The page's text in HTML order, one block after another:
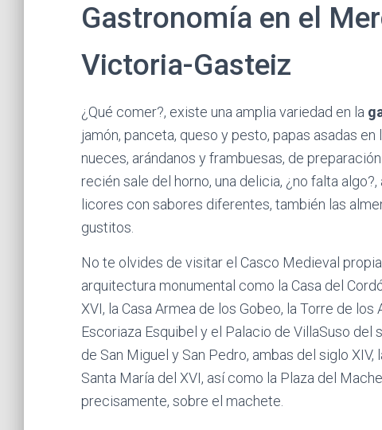
Gastronomía en el
Victoria-Gasteiz
¿Qué comer?, existe una amplia variedad en la
jamón, panceta, queso y pesto, papas asadas
nueces, arándanos y frambuesas, de
recién sale del horno, una delicia, ¿no falta
licores con sabores diferentes, también las
gustitos.
No te olvides de visitar el Casco Medieval
arquitectura monumental como la Casa del
XVI, la Casa Armea de los Gobeo, la Torre de
Escoriaza Esquibel y el Palacio de VillaSuso
de San Miguel y San Pedro, ambas del siglo
Santa María del XVI, así como la Plaza del
precisamente, sobre el machete.